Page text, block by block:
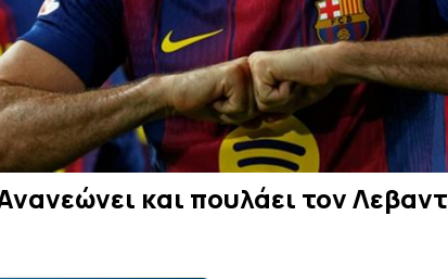
και πουλάει τον